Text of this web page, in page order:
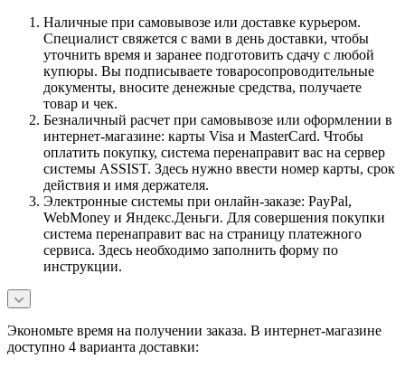
Наличные при самовывозе или доставке курьером.
Специалист свяжется с вами в день доставки, чтобы
уточнить время и заранее подготовить сдачу с любой
купюры. Вы подписываете товаросопроводительные
документы, вносите денежные средства, получаете
товар и чек.
Безналичный расчет при самовывозе или оформлении в
интернет-магазине: карты Visa и MasterCard. Чтобы
оплатить покупку, система перенаправит вас на сервер
системы ASSIST. Здесь нужно ввести номер карты, срок
действия и имя держателя.
Электронные системы при онлайн-заказе: PayPal,
WebMoney и Яндекс.Деньги. Для совершения покупки
система перенаправит вас на страницу платежного
сервиса. Здесь необходимо заполнить форму по
инструкции.
Экономьте время на получении заказа. В интернет-магазине
доступно 4 варианта доставки: